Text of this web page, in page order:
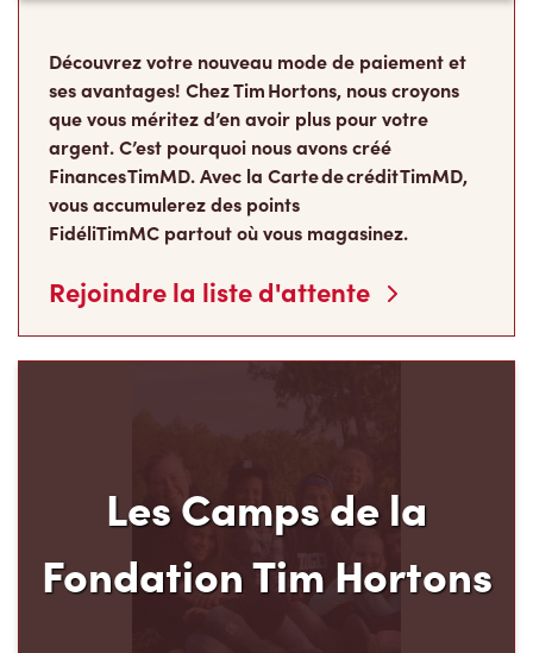
Découvrez votre nouveau mode de paiement et
ses avantages! Chez Tim Hortons, nous croyons
que vous méritez d’en avoir plus pour votre
argent. C’est pourquoi nous avons créé
Finances TimMD. Avec la Carte de crédit TimMD,
vous accumulerez des points
FidéliTimMC partout où vous magasinez.
Rejoindre la liste d'attente
Les Camps de la
Fondation Tim Hortons